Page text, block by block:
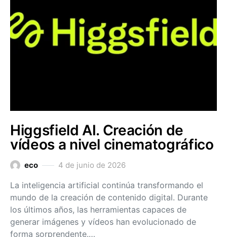
Higgsfield AI. Creación de
vídeos a nivel cinematográfico
eco 4 de junio de 2026
La inteligencia artificial continúa transformando el
mundo de la creación de contenido digital. Durante
los últimos años, las herramientas capaces de
generar imágenes y vídeos han evolucionado de
forma sorprendente.…